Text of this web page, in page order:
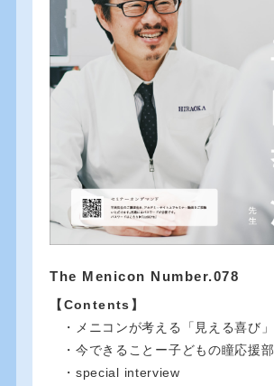
The Menicon Number.078
【Contents】
・メニコンが考える「見える喜び」
・今できることー子どもの瞳応援部
・special interview